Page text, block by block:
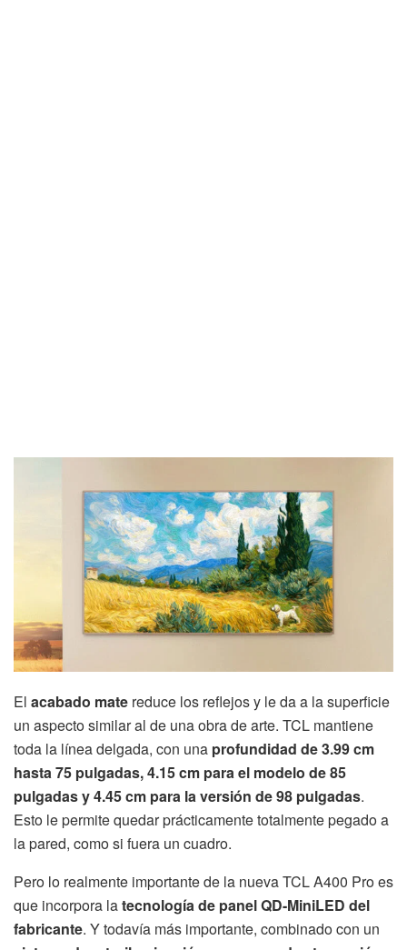
El acabado mate reduce los reflejos y le da a la superficie
un aspecto similar al de una obra de arte. TCL mantiene
toda la línea delgada, con una profundidad de 3.99 cm
hasta 75 pulgadas, 4.15 cm para el modelo de 85
pulgadas y 4.45 cm para la versión de 98 pulgadas.
Esto le permite quedar prácticamente totalmente pegado a
la pared, como si fuera un cuadro.
Pero lo realmente importante de la nueva TCL A400 Pro es
que incorpora latecnología de panel QD-MiniLED del
fabricante. Y todavía más importante, combinado con un